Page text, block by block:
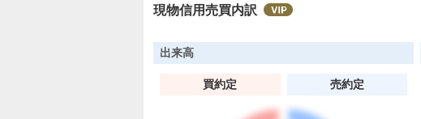
現物信用売買内訳
出来高
買約定 売約定